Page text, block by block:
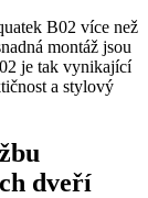
B02 více než
montáž jsou
je tak vynikající
a stylový
dveří